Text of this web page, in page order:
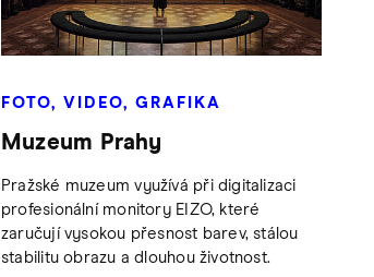
FOTO, VIDEO, GRAFIKA
Muzeum Prahy
Pražské muzeum využívá při digitalizaci
profesionální monitory EIZO, které
zaručují vysokou přesnost barev, stálou
stabilitu obrazu a dlouhou životnost.